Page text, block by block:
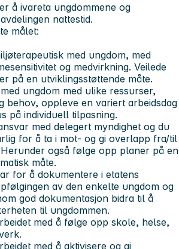
å ivareta ungdommene og
nattestid.
målet:
med ungdom, med
og medvirkning. Veilede
på en utviklingsstøttende måte.
ungdom med ulike ressurser,
behov, oppleve en variert arbeidsdag
på individuell tilpasning.
med delegert myndighet og du
for å ta i mot- og gi overlapp fra/til
også følge opp planer på en
måte.
for å dokumentere i etatens
av den enkelte ungdom og
god dokumentasjon bidra til å
til ungdommen.
med å følge opp skole, helse,
med å aktivisere og gi